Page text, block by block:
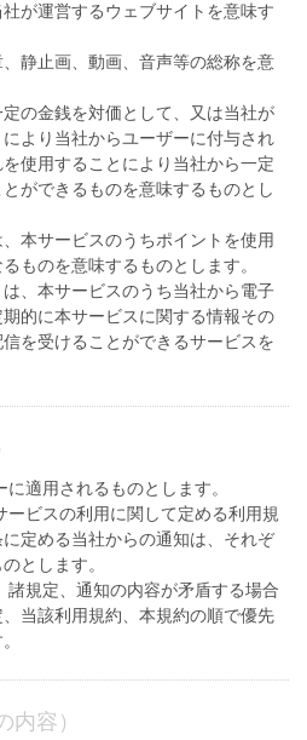
社が運営するウェブサイトを意味す
、静止画、動画、音声等の総称を意
定の金銭を対価として、又は当社が
より当社からユーザーに付与され
使用することにより当社から一定
ができるものを意味するものとし
本サービスのうちポイントを使用
ものを意味するものとします。
は、本サービスのうち当社から電子
的に本サービスに関する情報その
を受けることができるサービスを
適用されるものとします。
ービスの利用に関して定める利用規
定める当社からの通知は、それぞ
とします。
諸規定、通知の内容が矛盾する場合
当該利用規約、本規約の順で優先
内容）